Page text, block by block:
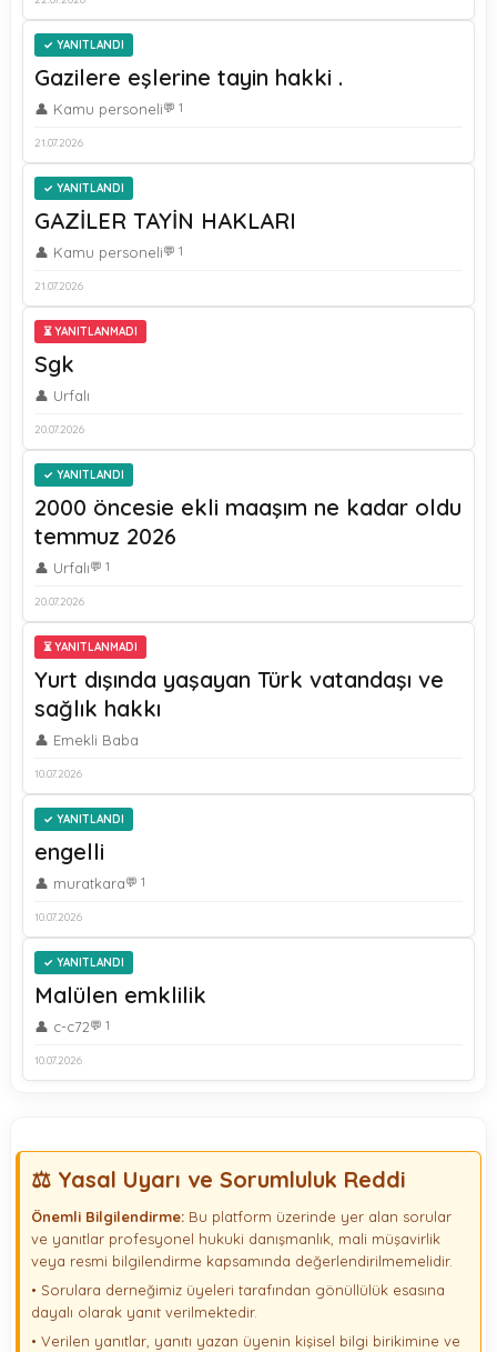
YANITLANDI
Gazilere eşlerine tayin hakki .
👤 Kamu personeli💬 1
21.07.2026
YANITLANDI
GAZİLER TAYİN HAKLARI
👤 Kamu personeli💬 1
21.07.2026
⏳ YANITLANMADI
Sgk
👤 Urfalı
20.07.2026
YANITLANDI
2000 öncesie ekli maaşım ne kadar oldu
temmuz 2026
👤 Urfalı💬 1
20.07.2026
⏳ YANITLANMADI
Yurt dışında yaşayan Türk vatandaşı ve
sağlık hakkı
👤 Emekli Baba
10.07.2026
YANITLANDI
engelli
👤 muratkara💬 1
10.07.2026
YANITLANDI
Malülen emklilik
👤 c-c72💬 1
10.07.2026
⚖️ Yasal Uyarı ve Sorumluluk Reddi
Önemli Bilgilendirme: Bu platform üzerinde yer alan sorular
ve yanıtlar profesyonel hukuki danışmanlık, mali müşavirlik
veya resmi bilgilendirme kapsamında değerlendirilmemelidir.
• Sorulara derneğimiz üyeleri tarafından gönüllülük esasına
dayalı olarak yanıt verilmektedir.
• Verilen yanıtlar, yanıtı yazan üyenin kişisel bilgi birikimine ve